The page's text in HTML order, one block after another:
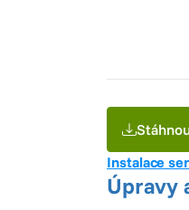
Instalace
Úpravy